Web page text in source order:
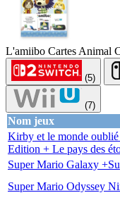
L'amiibo Cartes Animal
(5)
(7)
Nom jeux
Kirby et le monde
Edition + Le pays des
Super Mario Galaxy
Super Mario Odyssey